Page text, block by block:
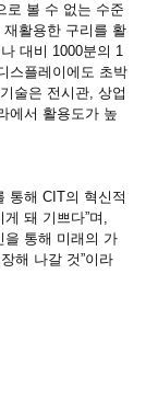
로 볼 수 없는 수준
활용한 구리를 활
대비 1000분의 1
스플레이에도 초박
술은 전시관, 상업
에서 활용도가 높
통해 CIT의 혁신적
돼 기쁘다”며,
을 통해 미래의 가
해 나갈 것”이라